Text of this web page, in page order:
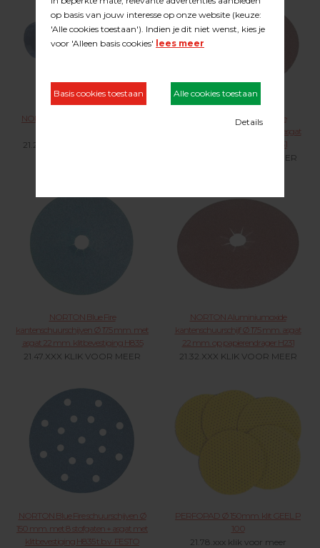
NORTON Red Heat schuurbanden
21.24.XXX KLIK VOOR MEER
NORTON Aluminiumoxide
kantenschuurschijf Ø 175 mm. asgat
22 mm. klitbevestiging H231
21.34.XXX KLIK VOOR MEER
NORTON Blue Fire
kantenschuurschijven Ø 175 mm. met
asgat 22 mm. klitbevestiging H835
21.47.XXX KLIK VOOR MEER
NORTON Aluminiumoxide
kantenschuurschijf Ø 175 mm. asgat
22 mm. op papierendrager H231
21.32.XXX KLIK VOOR MEER
NORTON Blue Fire schuurschijven Ø
150 mm. met 8 stofgaten + asgat met
klitbevestiging H835 t.b.v. FESTO
PERFOPAD Ø 150mm. klit GEEL P
100
21.78.xxx klik voor meer